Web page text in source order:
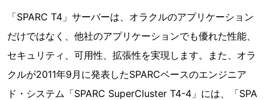
「SPARC T4」サーバーは、オラクルのアプリケーション
だけではなく、他社のアプリケーションでも優れた性能、
セキュリティ、可用性、拡張性を実現します。また、オラ
クルが2011年9月に発表したSPARCベースのエンジニア
ド・システム「SPARC SuperCluster T4-4」には、「SPA